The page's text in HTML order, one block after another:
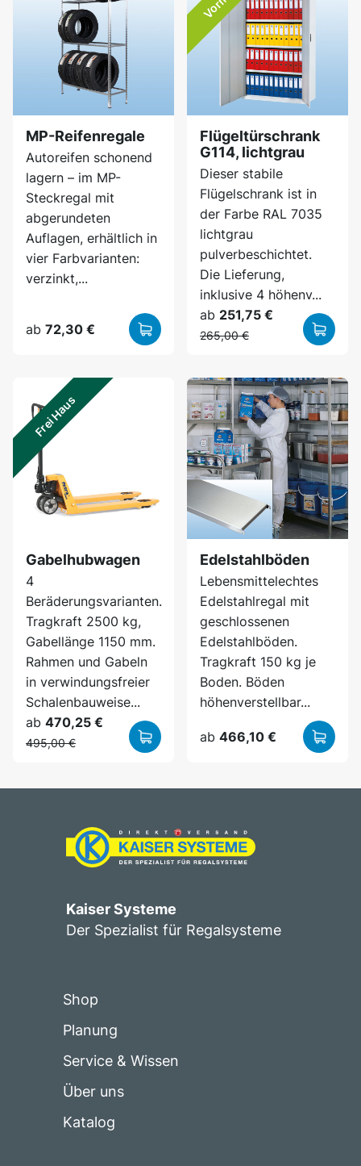
MP-Reifenregale
Autoreifen schonend
lagern – im MP-
Steckregal mit
abgerundeten
Auflagen, erhältlich in
vier Farbvarianten:
verzinkt,...
ab 72,30 €
Flügeltürschrank
G114, lichtgrau
Dieser stabile
Flügelschrank ist in
der Farbe RAL 7035
lichtgrau
pulverbeschichtet.
Die Lieferung,
inklusive 4 höhenv...
ab 251,75 €
265,00 €
Frei Haus
Gabelhubwagen
4
Beräderungsvarianten.
Tragkraft 2500 kg,
Gabellänge 1150 mm.
Rahmen und Gabeln
in verwindungsfreier
Schalenbauweise...
ab 470,25 €
495,00 €
Edelstahlböden
Lebensmittelechtes
Edelstahlregal mit
geschlossenen
Edelstahlböden.
Tragkraft 150 kg je
Boden. Böden
höhenverstellbar...
ab 466,10 €
Kaiser Systeme
Der Spezialist für Regalsysteme
Shop
Planung
Service & Wissen
Über uns
Katalog